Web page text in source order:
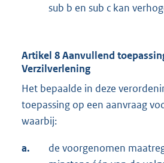
sub b en sub c kan
Artikel 8 Aanvullend
Verzilverlening
Het bepaalde in deze
toepassing op een aanvraag
waarbij:
a.
de voorgenomen